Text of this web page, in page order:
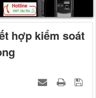
hợp kiểm soát